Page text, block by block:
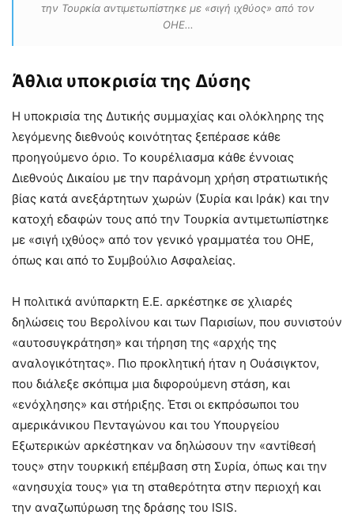
την Τουρκία αντιμετωπίστηκε με «σιγή ιχθύος» από τον
ΟΗΕ…
Άθλια υποκρισία της Δύσης
Η υποκρισία της Δυτικής συμμαχίας και ολόκληρης της
λεγόμενης διεθνούς κοινότητας ξεπέρασε κάθε
προηγούμενο όριο. Το κουρέλιασμα κάθε έννοιας
Διεθνούς Δικαίου με την παράνομη χρήση στρατιωτικής
βίας κατά ανεξάρτητων χωρών (Συρία και Ιράκ) και την
κατοχή εδαφών τους από την Τουρκία αντιμετωπίστηκε
με «σιγή ιχθύος» από τον γενικό γραμματέα του ΟΗΕ,
όπως και από το Συμβούλιο Ασφαλείας.
Η πολιτικά ανύπαρκτη Ε.Ε. αρκέστηκε σε χλιαρές
δηλώσεις του Βερολίνου και των Παρισίων, που συνιστούν
«αυτοσυγκράτηση» και τήρηση της «αρχής της
αναλογικότητας». Πιο προκλητική ήταν η Ουάσιγκτον,
που διάλεξε σκόπιμα μια διφορούμενη στάση, και
«ενόχλησης» και στήριξης. Έτσι οι εκπρόσωποι του
αμερικάνικου Πενταγώνου και του Υπουργείου
Εξωτερικών αρκέστηκαν να δηλώσουν την «αντίθεσή
τους» στην τουρκική επέμβαση στη Συρία, όπως και την
«ανησυχία τους» για τη σταθερότητα στην περιοχή και
την αναζωπύρωση της δράσης του ISIS.